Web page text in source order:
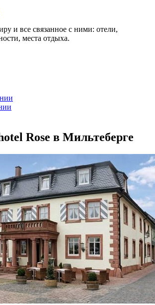
и все связанное с ними: отели,
места отдыха.
Rose в Мильтеберге